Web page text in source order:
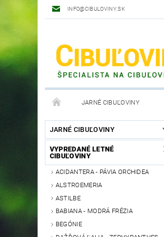
INFO@CIBULOVINY.SK
JARNÉ CIBUĽOVINY
OBCHODNÉ PODMIENKY
JARNÉ CIBUĽOVINY
VYPREDANÉ LETNÉ
CIBUĽOVINY
ACIDANTERA - PÁVIA ORCHIDEA
ALSTROEMERIA
ASTILBE
BABIANA - MODRÁ FRÉZIA
BEGÓNIE